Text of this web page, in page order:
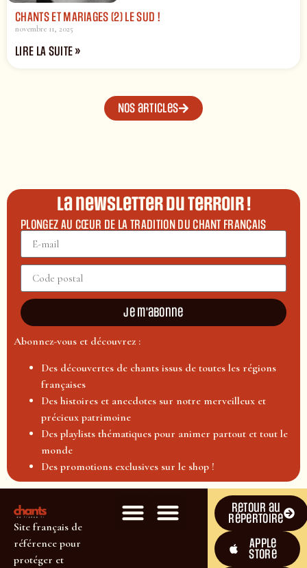
CHANTS ET MARIAGES (2) LE SUD !
novembre 11, 2025
LIRE LA SUITE »
Nos articles
La newsletter du terroir !
PLONGEZ AU CŒUR DE LA TRADITION DU CHANT FRANÇAIS
Je m'abonne
Abonnez-vous et découvrez :
Des découvertes de chants issus de toutes les régions
françaises
Des histoires et anecdotes sur notre merveilleux et
précieux patrimoine
Des playlists thématiques pour animer partout et tout le
monde
Des promotions exclusives sur le shop !
Site français de
référence pour
protéger et
Retour au
répertoire
Apple
Store